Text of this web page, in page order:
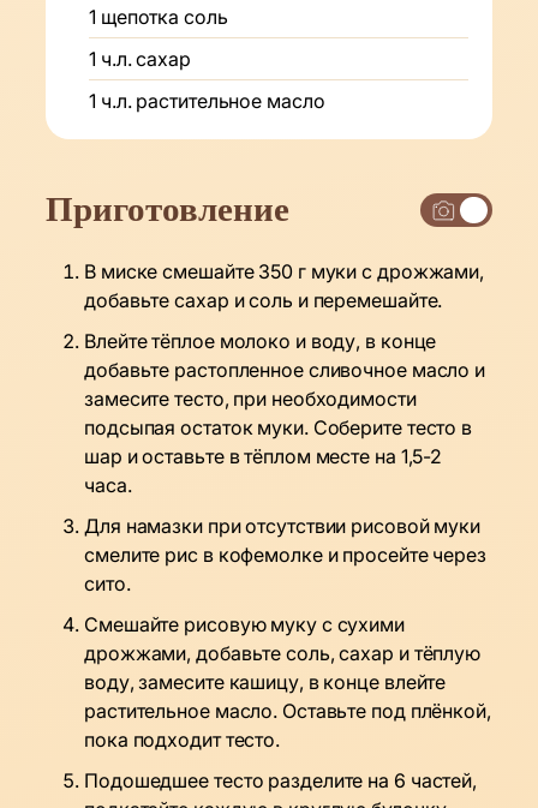
1 щепотка соль
1 ч.л.сахар
1 ч.л. растительное масло
Приготовление
В миске смешайте 350 г муки с дрожжами,
добавьте сахар и соль и перемешайте.
Влейте тёплое молоко и воду, в конце
добавьте растопленное сливочное масло и
замесите тесто, при необходимости
подсыпая остаток муки. Соберите тесто в
шар и оставьте в тёплом месте на 1,5-2
часа.
Для намазки при отсутствии рисовой муки
смелите рис в кофемолке и просейте через
сито.
Смешайте рисовую муку с сухими
дрожжами, добавьте соль, сахар и тёплую
воду, замесите кашицу, в конце влейте
растительное масло. Оставьте под плёнкой,
пока подходит тесто.
Подошедшее тесто разделите на 6 частей,